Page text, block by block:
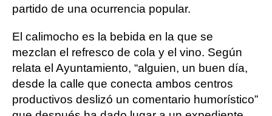
partido de una ocurrencia popular.
El calimocho es la bebida en la que se
mezclan el refresco de cola y el vino. Según
relata el Ayuntamiento, “alguien, un buen día,
desde la calle que conecta ambos centros
productivos deslizó un comentario humorístico”